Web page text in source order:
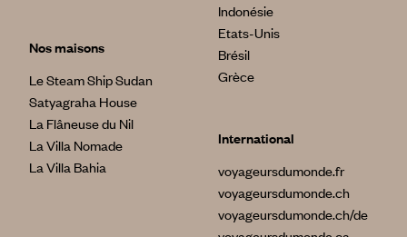
Nos maisons
Le Steam Ship Sudan
Satyagraha House
La Flâneuse du Nil
La Villa Nomade
La Villa Bahia
Indonésie
Etats-Unis
Brésil
Grèce
International
voyageursdumonde.fr
voyageursdumonde.ch
voyageursdumonde.ch/de